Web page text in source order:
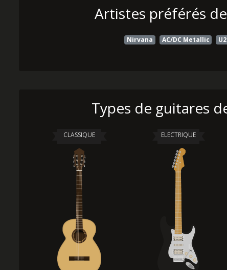
Artistes préférés
Nirvana AC/DC Metallic U2
Types de guitares
CLASSIQUE ELECTRIQUE